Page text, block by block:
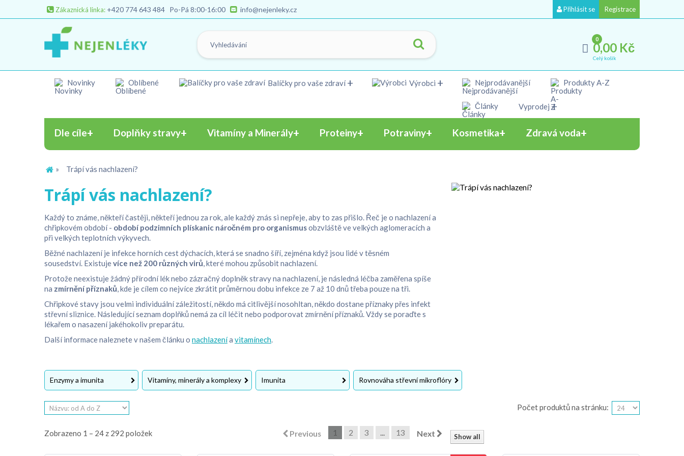
Přihlásit se Registrace
Zákaznická linka: +420 774 643 484 Po-Pá 8:00-16:00 info@nejenleky.cz
Celý košík
0
0,00 Kč
Novinky Oblíbené Balíčky pro vaše zdraví Výrobci Nejprodávanější Produkty A-Z
Články Vyprodej
Dle cíle Doplňky stravy Vitamíny a Minerály Proteiny Potraviny Kosmetika Zdravá voda
» Trápí vás nachlazení?
Trápí vás nachlazení?
Každý to známe, někteří častěji, někteří jednou za rok, ale každý znás si nepřeje, aby to zas přišlo. Řeč je o nachlazení a
chřipkovém období - období podzimních plískanic náročném pro organismusobzvláště ve velkých aglomeracích a
při velkých teplotních výkyvech.
Běžné nachlazení je infekce horních cest dýchacích, která se snadno šíří, zejména když jsou lidé v těsném
sousedství. Existujevíce než 200 různých virů, které mohou způsobit nachlazení.
Protože neexistuje žádný přírodní lék nebo zázračný doplněk stravy na nachlazení, je následná léčba zaměřena spíše
na zmírnění příznaků, kde je cílem co nejvíce zkrátit průměrnou dobu infekce ze 7 až 10 dnů třeba pouze na tři.
Chřipkové stavy jsou velmi individuální záležitostí, někdo má citlivější nosohltan, někdo dostane příznaky přes infekt
střevní sliznice. Následující seznam doplňků nemá za cíl léčit nebo podporovat zmírnění příznaků. Vždy se poraďte s
lékařem o nasazení jakéhokoliv preparátu.
Další informace naleznete v našem článku o nachlazenía vitamínech.
Enzymy a imunita Vitamíny, minerály a komplexy Imunita Rovnováha střevní mikroflóry
Početproduktů na stránku:
Show all
Previous 1 2 3 ... 13 Next
Zobrazeno 1 – 24 z 292 položek